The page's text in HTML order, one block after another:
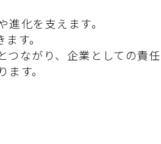
化を支えます。
す。
ながり、企業としての責任
す。